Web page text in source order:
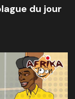
du jour